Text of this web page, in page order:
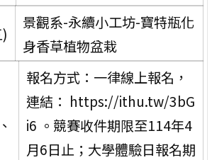
景觀系-永續小工坊-寶特瓶化
身香草植物盆栽
報名方式：一律線上報名，
連結： https://ithu.tw/3bG
i6 。競賽收件期限至114年4
月6日止；大學體驗日報名期